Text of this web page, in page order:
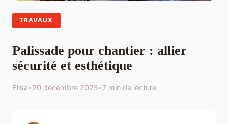
TRAVAUX
Palissade pour chantier : allier
sécurité et esthétique
Élisa•20 décembre 2025•7 min de lecture